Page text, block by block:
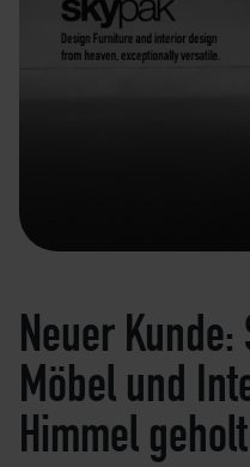
Neuer Kunde:
Möbel und
Himmel geholt